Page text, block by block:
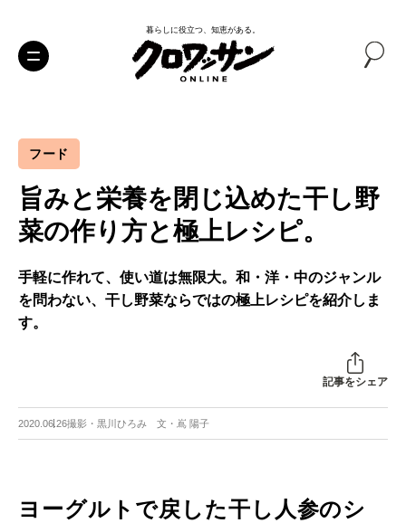
暮らしに役立つ、知恵がある。
フード
旨みと栄養を閉じ込めた干し野
菜の作り方と極上レシピ。
手軽に作れて、使い道は無限大。和・洋・中のジャンル
を問わない、干し野菜ならではの極上レシピを紹介しま
す。
記事をシェア
2020.06.26撮影・黒川ひろみ 文・嶌 陽子
ヨーグルトで戻した干し人参のシ